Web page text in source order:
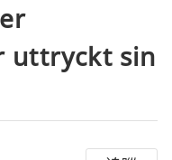
uttryckt sin